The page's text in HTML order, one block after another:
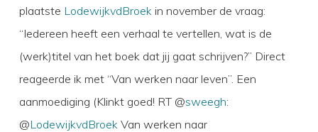
plaatste LodewijkvdBroekin november de vraag:
“Iedereen heeft een verhaal te vertellen, wat is de
(werk)titel van het boek dat jij gaat schrijven?” Direct
reageerde ik met “Van werken naar leven”. Een
aanmoediging (Klinkt goed! RT @sweegh:
@LodewijkvdBroekVan werken naar